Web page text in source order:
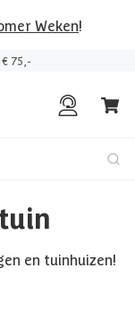
Weken!
75,-
en tuinhuizen!